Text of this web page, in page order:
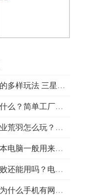
Galaxy Z Flip4给你灵动便捷
工厂模式有哪些优缺点？
逆水寒冰雪主题武器怎么样?
干什么？苹果的笔记本电脑能用
脑重装系统失败一直开不了机怎
？电脑没网络显示感叹号是怎么